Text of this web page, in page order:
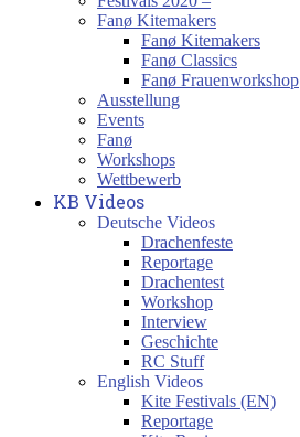
Fanø Kitemakers
Fanø Kitemakers
Fanø Classics
Fanø Frauenworkshop
Ausstellung
Events
Fanø
Workshops
Wettbewerb
KB Videos
Deutsche Videos
Drachenfeste
Reportage
Drachentest
Workshop
Interview
Geschichte
RC Stuff
English Videos
Kite Festivals (EN)
Reportage